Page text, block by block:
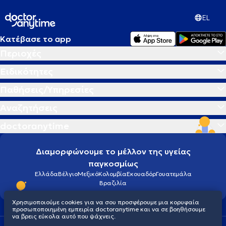
EL
Κατέβασε το app
Διαμορφώνουμε το μέλλον της υγείας
παγκοσμίως
ΕλλάδαΒέλγιοΜεξικόΚολομβίαΕκουαδόρΓουατεμάλα
Βραζιλία
Χρησιμοποιούμε cookies για να σου προσφέρουμε μια κορυφαία
προσωποποιημένη εμπειρία doctoranytime και να σε βοηθήσουμε
να βρεις εύκολα αυτό που ψάχνεις.